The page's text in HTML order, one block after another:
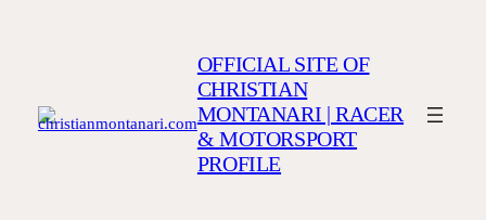
OFFICIAL SITE OF
CHRISTIAN
MONTANARI | RACER
& MOTORSPORT
PROFILE